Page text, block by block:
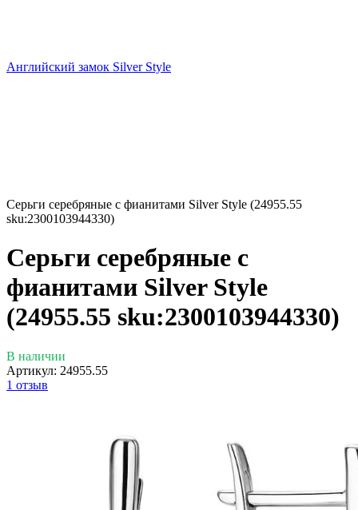
Английский замок Silver Style
Серьги серебряные с фианитами Silver Style (24955.55
sku:2300103944330)
Серьги серебряные с
фианитами Silver Style
(24955.55 sku:2300103944330)
В наличии
Артикул: 24955.55
1 отзыв